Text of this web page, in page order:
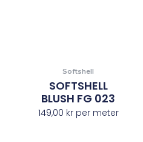
Softshell
SOFTSHELL
BLUSH FG 023
149,00 krper meter